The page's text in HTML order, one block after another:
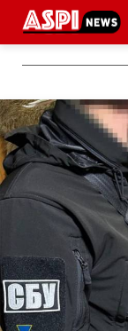
#ООС
#боротьба
з
корупцією